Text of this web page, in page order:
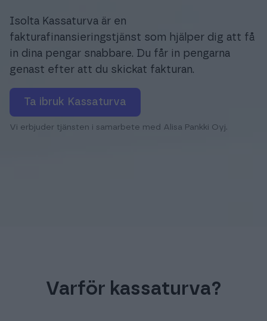
Isolta Kassaturva är en
fakturafinansieringstjänst som hjälper dig att få
in dina pengar snabbare. Du får in pengarna
genast efter att du skickat fakturan.
Ta ibruk Kassaturva
Vi erbjuder tjänsten i samarbete med Alisa Pankki Oyj.
Varför kassaturva?